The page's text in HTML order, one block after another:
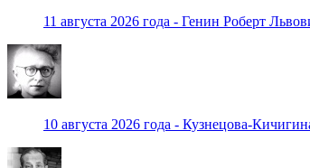
11 августа 2026 года - Генин Роберт
10 августа 2026 года - Кузнецова-